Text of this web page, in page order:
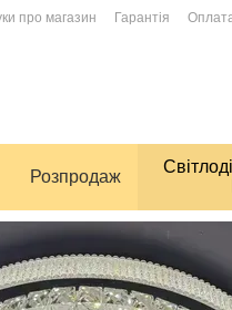
про магазин Гарантія
Розпродаж